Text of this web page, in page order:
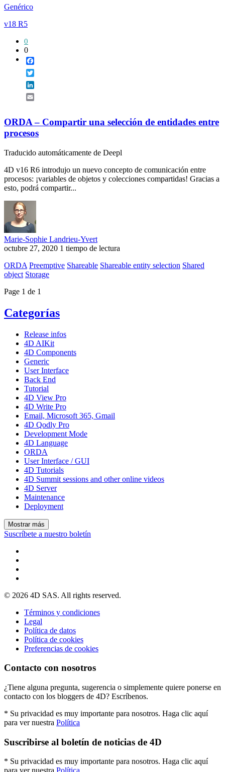
Genérico
v18 R5
0
0
ORDA – Compartir una selección de entidades entre
procesos
Traducido automáticamente de Deepl
4D v16 R6 introdujo un nuevo concepto de comunicación entre
procesos: ¡variables de objetos y colecciones compartidas! Gracias a
esto, podrá compartir...
Marie-Sophie Landrieu-Yvert
octubre 27, 2020 1 tiempo de lectura
ORDA Preemptive Shareable Shareable entity selection Shared
object Storage
Page 1 de 1
Categorías
Release infos
4D AIKit
4D Components
Generic
User Interface
Back End
Tutorial
4D View Pro
4D Write Pro
Email, Microsoft 365, Gmail
4D Qodly Pro
Development Mode
4D Language
ORDA
User Interface / GUI
4D Tutorials
4D Summit sessions and other online videos
4D Server
Maintenance
Deployment
Mostrar más
Suscríbete a nuestro boletín
© 2026 4D SAS. All rights reserved.
Términos y condiciones
Legal
Política de datos
Política de cookies
Preferencias de cookies
Contacto con nosotros
¿Tiene alguna pregunta, sugerencia o simplemente quiere ponerse en
contacto con los bloggers de 4D? Escríbenos.
* Su privacidad es muy importante para nosotros. Haga clic aquí
para ver nuestra Política
Suscribirse al boletín de noticias de 4D
* Su privacidad es muy importante para nosotros. Haga clic aquí